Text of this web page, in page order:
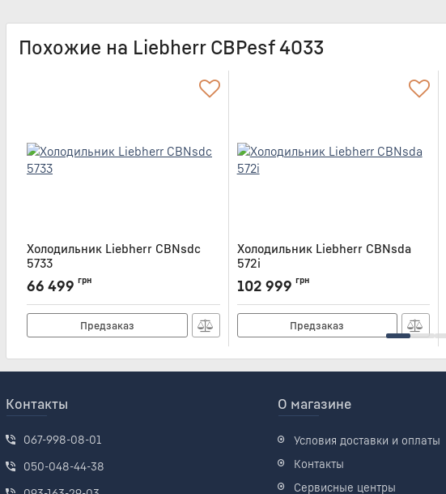
Похожие на Liebherr CBPesf 4033
Холодильник Liebherr CBNsdc
5733
Артикул: CBNSDC5733
66 499 грн
Предзаказ
Холодильник Liebherr CBNsda
572i
Артикул: CBNSDA572I
102 999 грн
Предзаказ
Контакты
067-998-08-01
050-048-44-38
О магазине
Условия доставки и оплаты
Контакты
Сервисные центры